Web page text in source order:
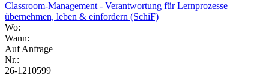
Classroom-Management - Verantwortung für Lernprozesse
übernehmen, leben & einfordern (SchiF)
Wo:
Wann:
Auf Anfrage
Nr.:
26-1210599